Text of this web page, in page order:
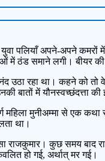
पलियाँ अपने-अपने
में ठंड समाने लगी। बीयर
रहा था। कहने को तो
बातों में यौनस्वच्छंदत्ता
महिला मुनीअम्मा से एक
था।
राजकुमार। कुछ समय
हो गई, अर्थात् मर गई।